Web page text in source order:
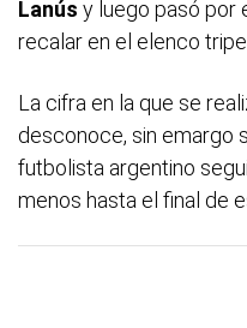
Lanús y luego pasó por
recalar en el elenco
La cifra en la que se
desconoce, sin emargo
futbolista argentino
menos hasta el final de